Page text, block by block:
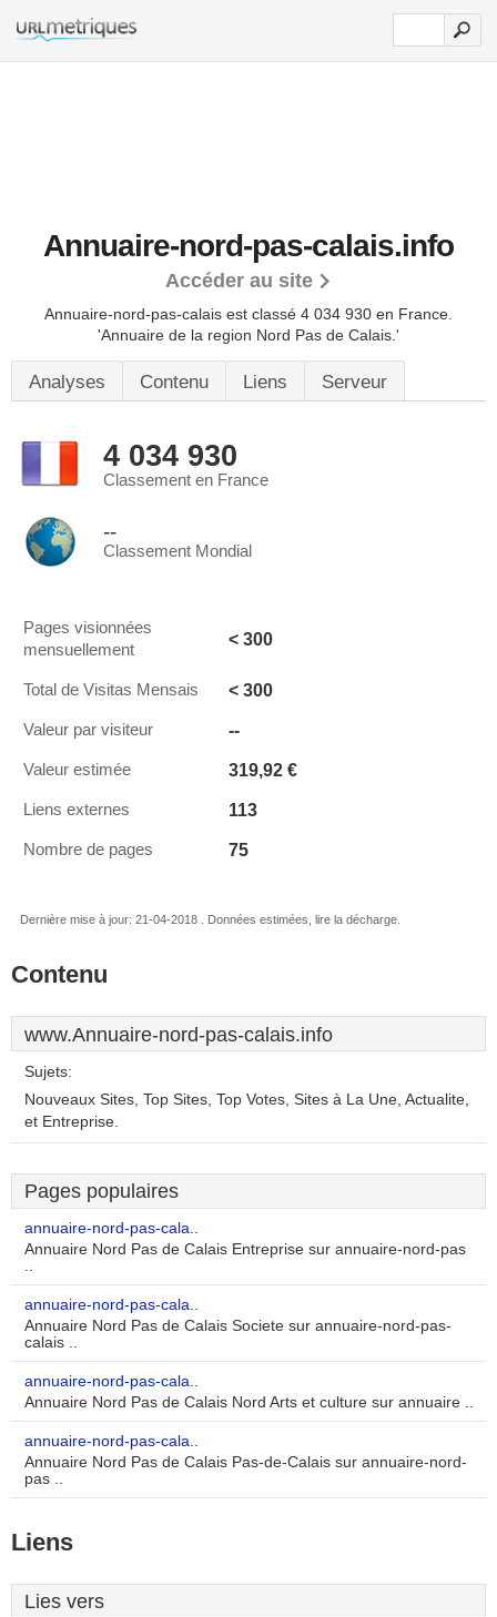
Annuaire-nord-pas-calais.info
Accéder au site
Annuaire-nord-pas-calais est classé 4 034 930 en France.
'Annuaire de la region Nord Pas de Calais.'
Analyses Contenu Liens Serveur
4 034 930
Classement en France
--
Classement Mondial
Pages visionnées
mensuellement
< 300
Total de Visitas Mensais < 300
Valeur par visiteur --
Valeur estimée 319,92 €
Liens externes 113
Nombre de pages 75
Dernière mise à jour: 21-04-2018 . Données estimées, lire la décharge.
Contenu
www.Annuaire-nord-pas-calais.info
Sujets:
Nouveaux Sites, Top Sites, Top Votes, Sites à La Une, Actualite,
et Entreprise.
Pages populaires
annuaire-nord-pas-cala..
Annuaire Nord Pas de Calais Entreprise sur annuaire-nord-pas
..
annuaire-nord-pas-cala..
Annuaire Nord Pas de Calais Societe sur annuaire-nord-pas-
calais ..
annuaire-nord-pas-cala..
Annuaire Nord Pas de Calais Nord Arts et culture sur annuaire ..
annuaire-nord-pas-cala..
Annuaire Nord Pas de Calais Pas-de-Calais sur annuaire-nord-
pas ..
Liens
Lies vers